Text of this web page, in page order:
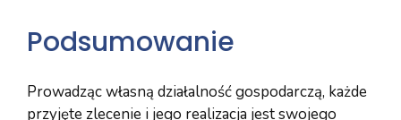
Podsumowanie
Prowadząc własną działalność gospodarczą, każde
przyjęte zlecenie i jego realizacja jest swojego